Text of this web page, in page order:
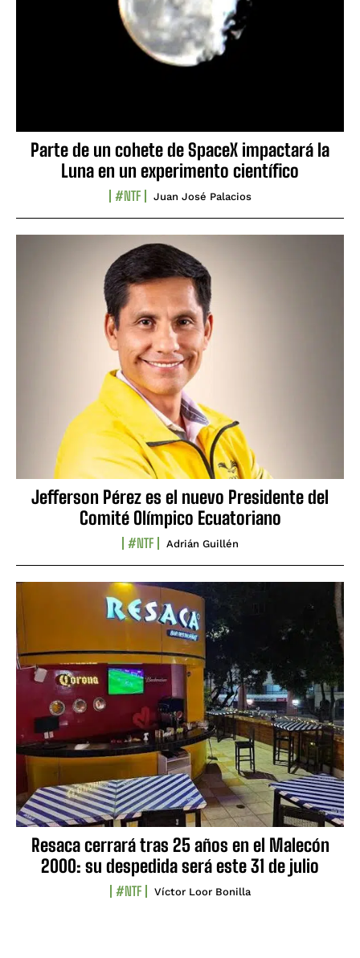
Parte de un cohete de SpaceX impactará la
Luna en un experimento científico
#NTF Juan José Palacios
Jefferson Pérez es el nuevo Presidente del
Comité Olímpico Ecuatoriano
#NTF Adrián Guillén
Resaca cerrará tras 25 años en el Malecón
2000: su despedida será este 31 de julio
#NTF Víctor Loor Bonilla